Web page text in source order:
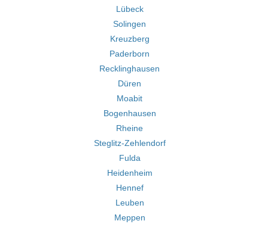
Lübeck
Solingen
Kreuzberg
Paderborn
Recklinghausen
Düren
Moabit
Bogenhausen
Rheine
Steglitz-Zehlendorf
Fulda
Heidenheim
Hennef
Leuben
Meppen